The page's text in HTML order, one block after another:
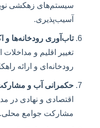
سیستم‌های زهکشی
آسیب‌پذیری.
تاب‌آوری رودخانه‌ها و
تغییر اقلیم و
رودخانه‌ای و ارائه
حکمرانی آب و
اقتصادی و نهادی در
مشارکت جوامع محلی.